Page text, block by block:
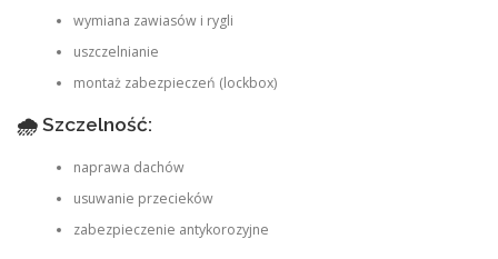
wymiana zawiasów i rygli
uszczelnianie
montaż zabezpieczeń (lockbox)
🌧 Szczelność:
naprawa dachów
usuwanie przecieków
zabezpieczenie antykorozyjne